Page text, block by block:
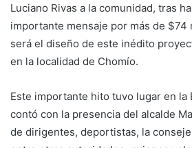
Luciano Rivas a la comunidad, tras
importante mensaje por más de $74
será el diseño de este inédito
en la localidad de Chomío.
Este importante hito tuvo lugar en la
contó con la presencia del alcalde
de dirigentes, deportistas, la